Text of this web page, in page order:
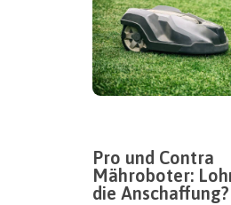
Pro und Contra
Mähroboter:
die Anschaffung?